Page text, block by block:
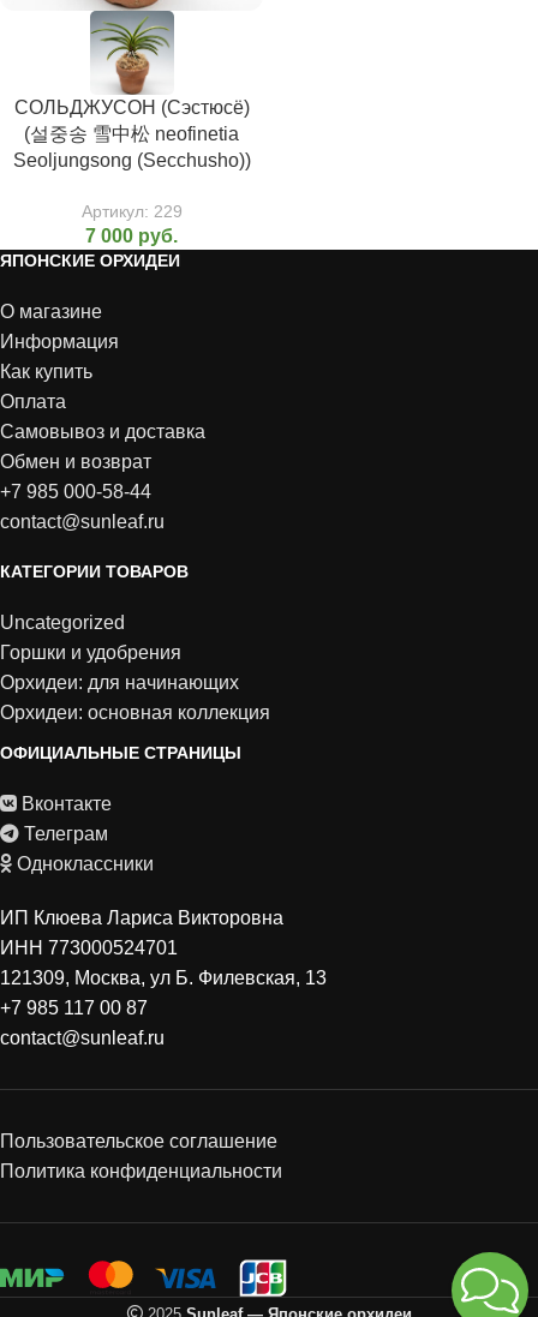
СОЛЬДЖУСОН (Сэстюсё)
(설중송 雪中松 neofinetia
Seoljungsong (Secchusho))
Артикул: 229
7 000 руб.
ЯПОНСКИЕ ОРХИДЕИ
О магазине
Информация
Как купить
Оплата
Самовывоз и доставка
Обмен и возврат
+7 985 000-58-44
contact@sunleaf.ru
КАТЕГОРИИ ТОВАРОВ
Uncategorized
Горшки и удобрения
Орхидеи: для начинающих
Орхидеи: основная коллекция
ОФИЦИАЛЬНЫЕ СТРАНИЦЫ
Вконтакте
Телеграм
Одноклассники
ИП Клюева Лариса Викторовна
ИНН 773000524701
121309, Москва, ул Б. Филевская, 13
+7 985 117 00 87
contact@sunleaf.ru
Пользовательское соглашение
Политика конфиденциальности